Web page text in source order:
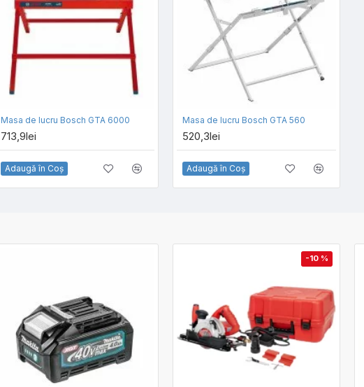
Masa de lucru Bosch GTA 6000
713,9lei
Adaugă în Coş
Masa de lucru Bosch GTA 560
520,3lei
Adaugă în Coş
-10 %